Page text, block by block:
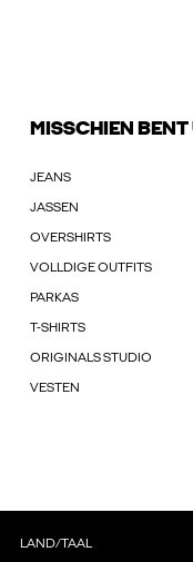
MISSCHIEN BENT
JEANS
JASSEN
OVERSHIRTS
VOLLDIGE OUTFITS
PARKAS
T-SHIRTS
ORIGINALS STUDIO
VESTEN
LAND/TAAL